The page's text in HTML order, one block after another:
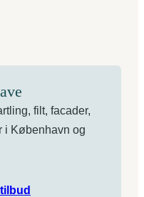
filt, facader,
København og